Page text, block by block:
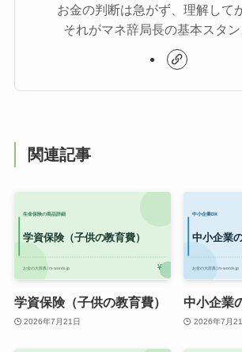
お金の判断は急がず、理解して
それがマネ辞局長の基本スタン
関連記事
学資保険（子供の教育費）
2026年7月21日
中小企業
2026年7月